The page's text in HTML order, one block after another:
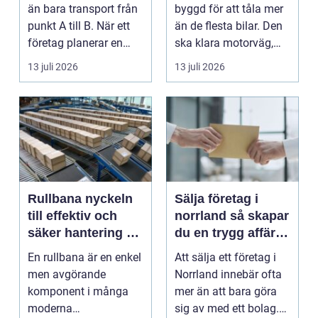
än bara transport från
punkt A till B. När ett
företag planerar en
resa för m...
13 juli 2026
byggd för att tåla mer
än de flesta bilar. Den
ska klara motorväg,
stadstrafik, gru...
13 juli 2026
Rullbana nyckeln
till effektiv och
säker hantering av
gods
En rullbana är en enkel
men avgörande
komponent i många
moderna
Sälja företag i
norrland så skapar
du en trygg affär
från start till mål
Att sälja ett företag i
Norrland innebär ofta
mer än att bara göra
sig av med ett bolag.